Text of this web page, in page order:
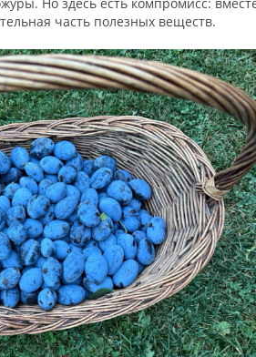
часть полезных веществ.